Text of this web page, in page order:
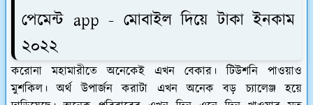
পেমেন্ট app - মোবাইল দিয়ে টাকা ইনকাম
২০২২
করোনা মহামারীতে অনেকেই এখন বেকার। টিউশনি পাওয়াও
মুশকিল। অর্থ উপার্জন করাটা এখন অনেক বড় চ্যালেঞ্জ হয়ে